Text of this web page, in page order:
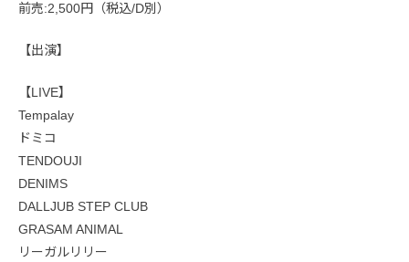
前売:2,500円（税込/D別）
【出演】
【LIVE】
Tempalay
ドミコ
TENDOUJI
DENIMS
DALLJUB STEP CLUB
GRASAM ANIMAL
リーガルリリー